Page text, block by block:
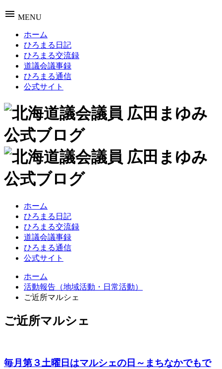
menu MENU
ホーム
ひろまる日記
ひろまる交流録
道議会議事録
ひろまる通信
公式サイト
ホーム
ひろまる日記
ひろまる交流録
道議会議事録
ひろまる通信
公式サイト
ホーム
活動報告（地域活動・日常活動）
ご近所マルシェ
ご近所マルシェ
毎月第３土曜日はマルシェの日～まちなかでもで